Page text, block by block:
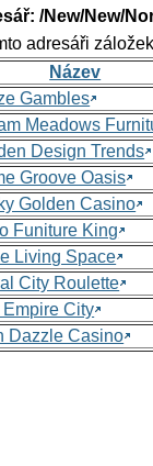
/New/New/
adresáři
Název
Gambles
Meadows
Design Trends
Groove Oasis
Golden Casino
Funiture King
Living Space
City Roulette
Empire City
Dazzle Casino